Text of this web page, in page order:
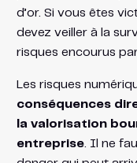
d’or. Si vous êtes
devez veiller à la
risques encourus
Les risques
conséquences
la valorisation
entreprise. Il ne